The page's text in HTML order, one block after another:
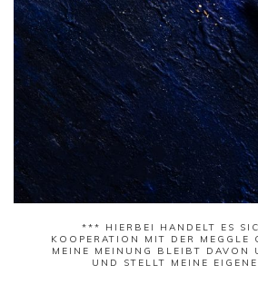
*** HIERBEI HANDELT ES
KOOPERATION MIT DER
MEGGLE
MEINE MEINUNG BLEIBT DAVON
UND STELLT MEINE